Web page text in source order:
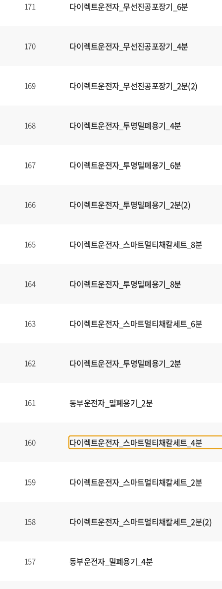
171 다이렉트운전자_무선진공포장기_6분
170 다이렉트운전자_무선진공포장기_4분
169 다이렉트운전자_무선진공포장기_2분(2)
168 다이렉트운전자_투명밀폐용기_4분
167 다이렉트운전자_투명밀폐용기_6분
166 다이렉트운전자_투명밀폐용기_2분(2)
165 다이렉트운전자_스마트멀티채칼세트_8분
164 다이렉트운전자_투명밀폐용기_8분
163 다이렉트운전자_스마트멀티채칼세트_6분
162 다이렉트운전자_투명밀폐용기_2분
161 동부운전자_밀폐용기_2분
160 다이렉트운전자_스마트멀티채칼세트_4분
159 다이렉트운전자_스마트멀티채칼세트_2분
158 다이렉트운전자_스마트멀티채칼세트_2분(2)
157 동부운전자_밀폐용기_4분